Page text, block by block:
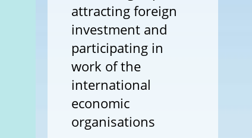
attracting foreign
investment and
participating in
work of the
international
economic
organisations